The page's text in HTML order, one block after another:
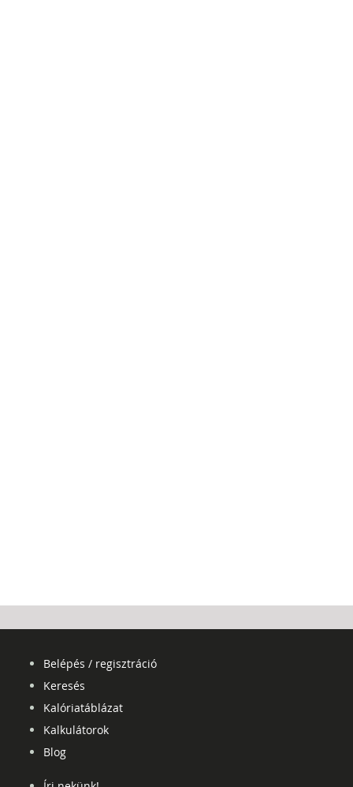
Belépés / regisztráció
Keresés
Kalóriatáblázat
Kalkulátorok
Blog